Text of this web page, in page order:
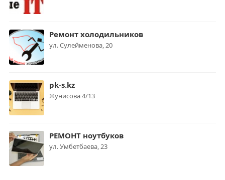
Ремонт холодильников
ул. Сулейменова, 20
pk-s.kz
Жунисова 4/13
РЕМОНТ ноутбуков
ул. Умбетбаева, 23